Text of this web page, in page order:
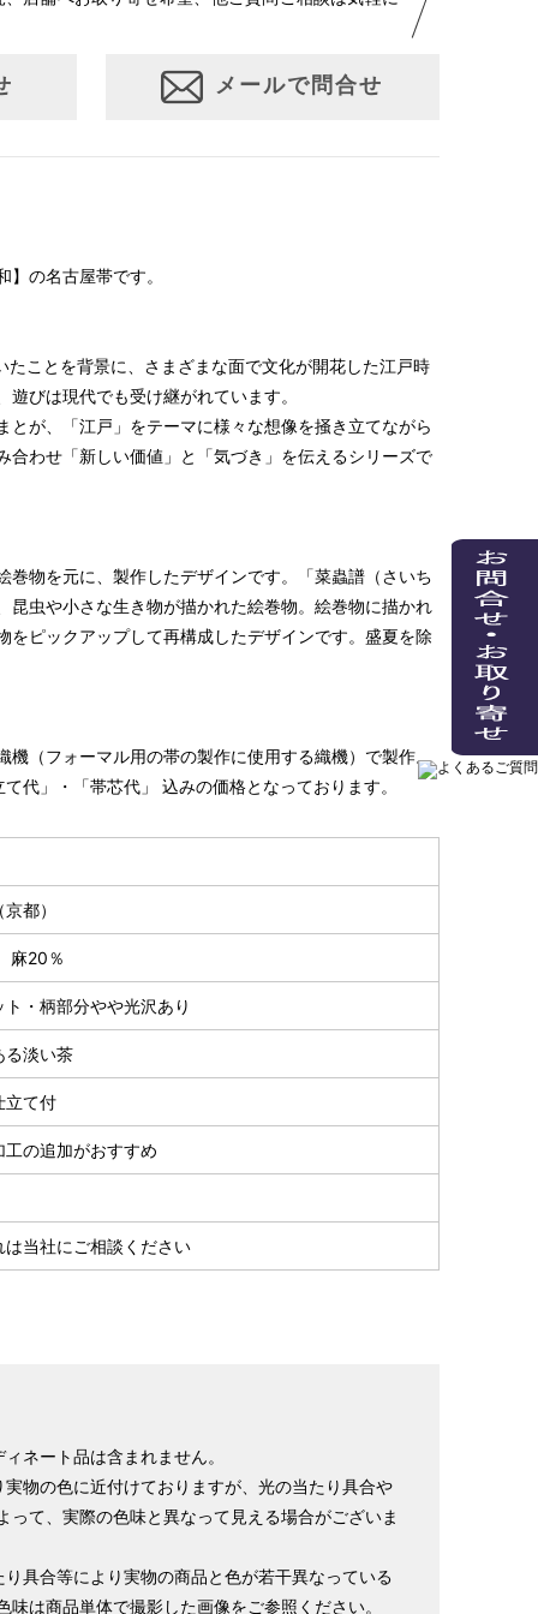
メールで問合せ
の名古屋帯です。
ことを背景に、さまざまな面で文化が開花した江戸時
びは現代でも受け継がれています。
とが、「江戸」をテーマに様々な想像を掻き立てながら
合わせ「新しい価値」と「気づき」を伝えるシリーズで
巻物を元に、製作したデザインです。「菜蟲譜（さいち
昆虫や小さな生き物が描かれた絵巻物。絵巻物に描かれ
をピックアップして再構成したデザインです。盛夏を除
機（フォーマル用の帯の製作に使用する織機）で製作。
代」・「帯芯代」 込みの価格となっております。
都）
20％
ト・柄部分やや光沢あり
る淡い茶
立て付
工の追加がおすすめ
は当社にご相談ください
ネート品は含まれません。
物の色に近付けておりますが、光の当たり具合や
って、実際の色味と異なって見える場合がございま
具合等により実物の商品と色が若干異なっている
は商品単体で撮影した画像をご参照ください。